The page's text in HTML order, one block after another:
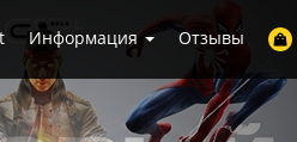
Информация Отзывы